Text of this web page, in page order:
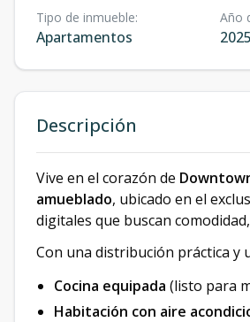
Tipo de inmueble:
Apartamentos
Año
2025
Descripción
Vive en el corazón de
amueblado, ubicado en el
digitales que buscan
Con una distribución práctica y
Cocina equipada (listo para
Habitación con aire